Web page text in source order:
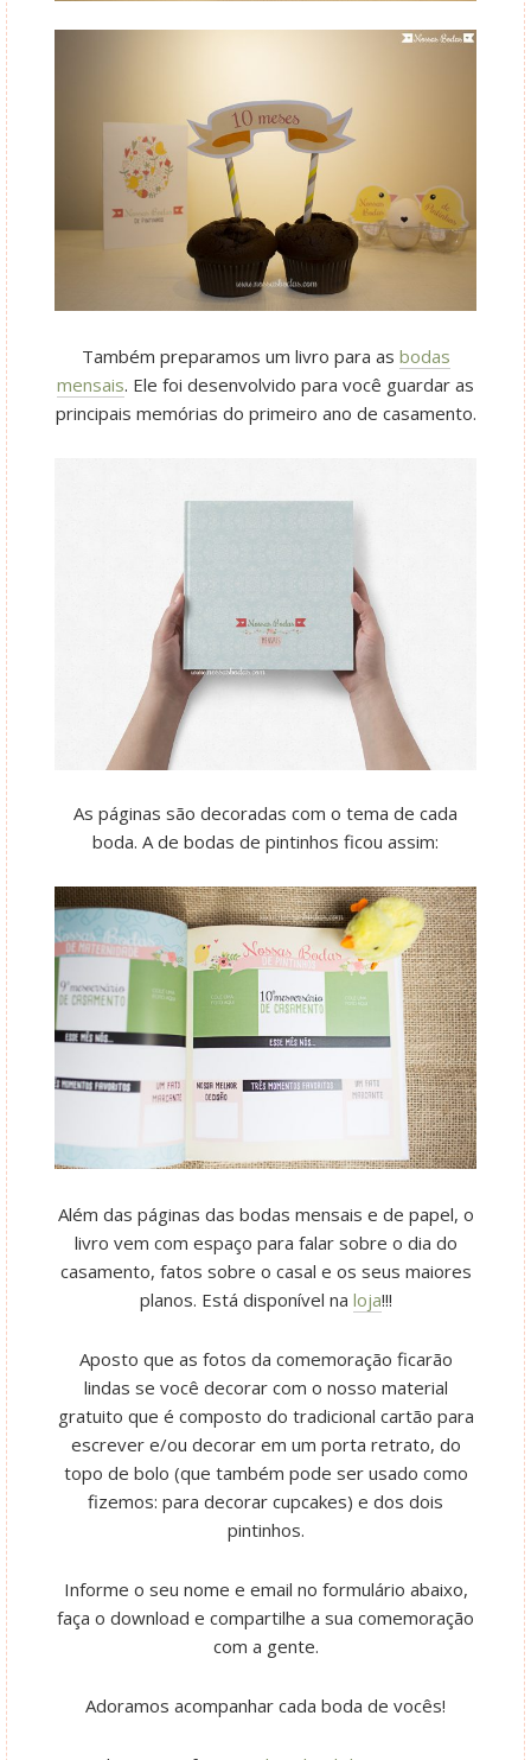
Também preparamos um livro para as bodas
mensais. Ele foi desenvolvido para você guardar as
principais memórias do primeiro ano de casamento.
As páginas são decoradas com o tema de cada
boda. A de bodas de pintinhos ficou assim:
Além das páginas das bodas mensais e de papel, o
livro vem com espaço para falar sobre o dia do
casamento, fatos sobre o casal e os seus maiores
planos. Está disponível na loja!!!
Aposto que as fotos da comemoração ficarão
lindas se você decorar com o nosso material
gratuito que é composto do tradicional cartão para
escrever e/ou decorar em um porta retrato, do
topo de bolo (que também pode ser usado como
fizemos: para decorar cupcakes) e dos dois
pintinhos.
Informe o seu nome e email no formulário abaixo,
faça o download e compartilhe a sua comemoração
com a gente.
Adoramos acompanhar cada boda de vocês!